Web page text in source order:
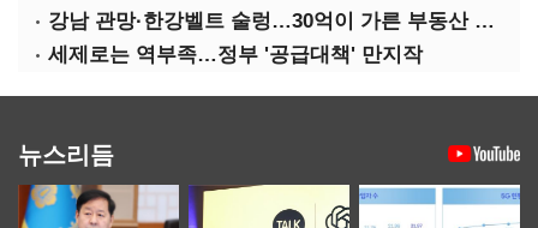
강남 관망·한강벨트 술렁…30억이 가른 부동산 민심
세제로는 역부족…정부 '공급대책' 만지작
뉴스리듬